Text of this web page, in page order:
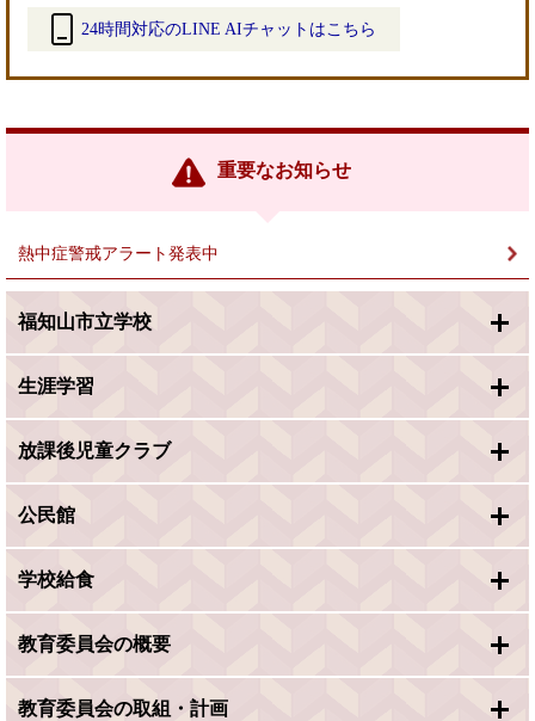
24時間対応のLINE AIチャットはこちら
リ
重要なお知らせ
熱中症警戒アラート発表中
福知山市立学校
生涯学習
放課後児童クラブ
公民館
学校給食
教育委員会の概要
教育委員会の取組・計画